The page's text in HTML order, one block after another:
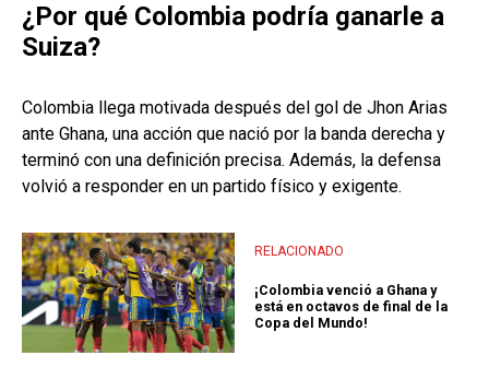
¿Por qué Colombia podría ganarle a
Suiza?
Colombia llega motivada después del gol de Jhon Arias
ante Ghana, una acción que nació por la banda derecha y
terminó con una definición precisa. Además, la defensa
volvió a responder en un partido físico y exigente.
RELACIONADO
¡Colombia venció a Ghana y
está en octavos de final de la
Copa del Mundo!